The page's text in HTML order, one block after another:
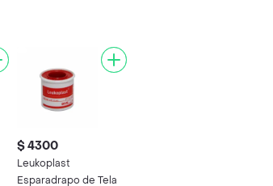
$ 4300
Leukoplast
Esparadrapo de Tela